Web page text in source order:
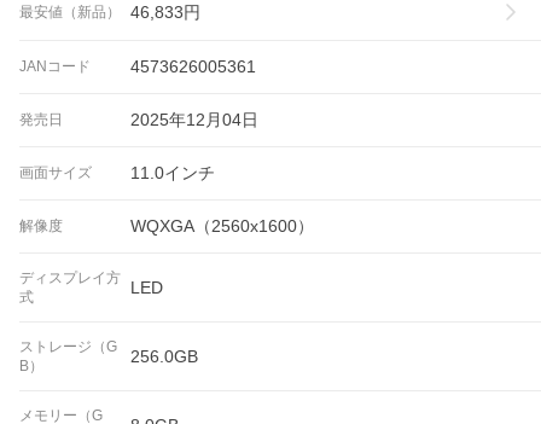
最安値（新品） 46,833円
JANコード 4573626005361
発売日 2025年12月04日
画面サイズ 11.0インチ
解像度 WQXGA（2560x1600）
ディスプレイ方
式
LED
ストレージ（G
B）
256.0GB
メモリー（G